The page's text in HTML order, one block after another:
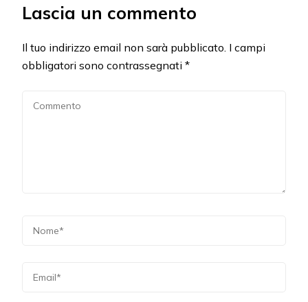
Lascia un commento
Il tuo indirizzo email non sarà pubblicato. I campi
obbligatori sono contrassegnati *